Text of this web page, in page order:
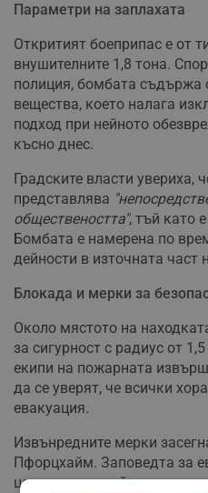
Параметри на заплахата
Откритият боеприпас е от
внушителните 1,8 тона.
полиция, бомбата съдържа
вещества, което налага
подход при нейното
късно днес.
Градските власти увериха,
представлява
обществеността", тъй като
Бомбата е намерена по
дейности в източната част
Блокада и мерки за
Около мястото на
за сигурност с радиус от
екипи на пожарната
да се уверят, че всички
евакуация.
Извънредните мерки
Пфорцхайм. Заповедта за
централните райони на